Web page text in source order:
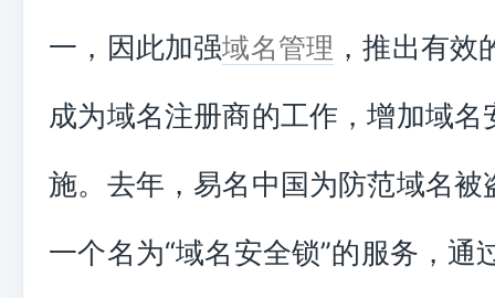
一，因此加强域名管理 ，推出有效
成为域名注册商的工作，增加域名
施。去年，易名中国为防范域名被
一个名为“域名安全锁”的服务，通